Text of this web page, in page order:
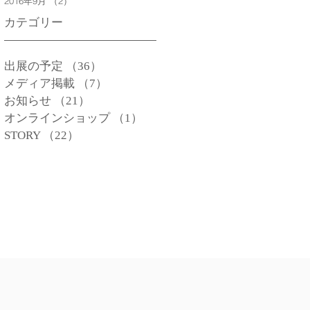
カテゴリー
出展の予定 （36）
メディア掲載
（7）
お知らせ
（21）
オンラインショップ
（1）
STORY
（22）